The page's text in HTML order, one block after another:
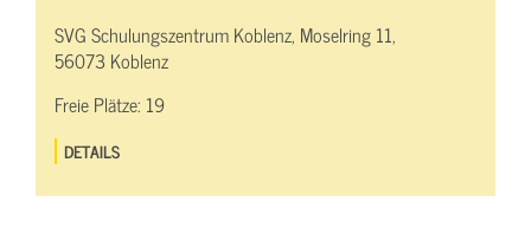
SVG Schulungszentrum Koblenz, Moselring 11,
56073 Koblenz
Freie Plätze: 19
DETAILS